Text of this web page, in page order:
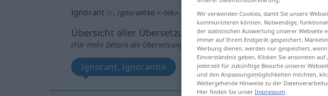
ignorant m,ignorantka <-tek>
Übersicht aller Übersetzungen
(Für mehr Details die Übersetzung anklicken/antippen)
Ignorant, Ignorantin
Wir verwenden Cookies, damit Sie unsere
kommunizieren können. Notwendige,
der statistischen Auswertung unserer
immer auf Ihrem Endgerät gespeichert.
Werbung dienen, werden nur gespeichert,
Einverständnis geben. Klicken Sie ansonsten
jederzeit für zukünftige Besuche unserer
und den Anpassungsmöglichkeiten möchten,
Weitergehende Hinweise zu der
Hier finden Sie unser Impressum.